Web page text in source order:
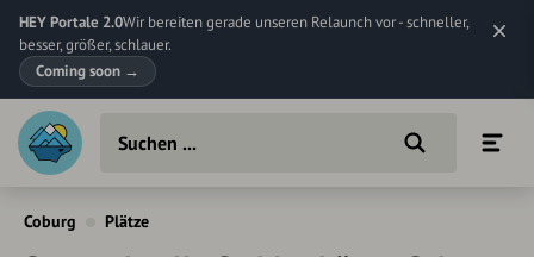
HEY Portale 2.0Wir bereiten gerade unseren Relaunch vor - schneller,
besser, größer, schlauer.
Coming soon →
Coburg Plätze